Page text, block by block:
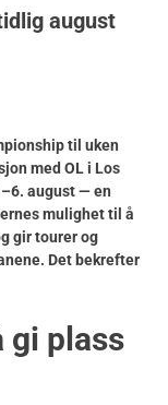
august
til uken
med OL i Los
august— en
mulighet til å
gir tourer og
Det bekrefter
gi plass